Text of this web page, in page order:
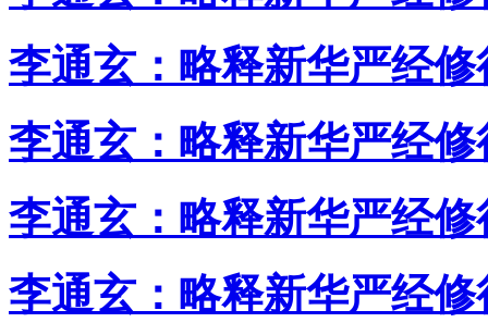
李通玄：略释新华严经
李通玄：略释新华严经
李通玄：略释新华严经
李通玄：略释新华严经